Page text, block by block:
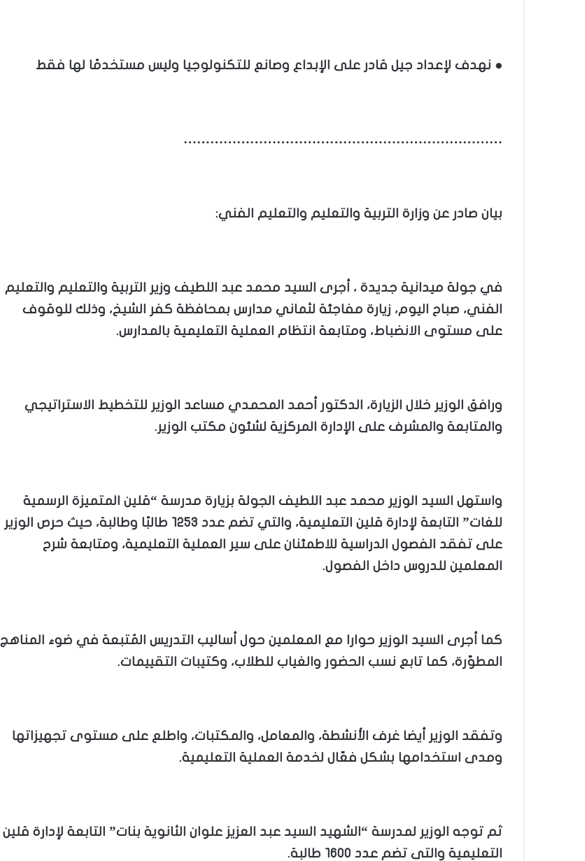
● نهدف لإعداد جيل قادر على الإبداع وصانع للتكنولوجيا وليس مستخدمًا لها فقط
………………………………………………………………
بيان صادر عن وزارة التربية والتعليم والتعليم الفني:
في جولة ميدانية جديدة ، أجرى السيد محمد عبد اللطيف وزير التربية والتعليم والتعليم
الفني، صباح اليوم، زيارة مفاجئة لثماني مدارس بمحافظة كفر الشيخ، وذلك للوقوف
على مستوى الانضباط، ومتابعة انتظام العملية التعليمية بالمدارس.
ورافق الوزير خلال الزيارة، الدكتور أحمد المحمدي مساعد الوزير للتخطيط الاستراتيجي
والمتابعة والمشرف على الإدارة المركزية لشئون مكتب الوزير.
واستهل السيد الوزير محمد عبد اللطيف الجولة بزيارة مدرسة “قلين المتميزة الرسمية
للغات” التابعة لإدارة قلين التعليمية، والتي تضم عدد ١٢٥٣ طالبًا وطالبة، حيث حرص الوزير
على تفقد الفصول الدراسية للاطمئنان على سير العملية التعليمية، ومتابعة شرح
المعلمين للدروس داخل الفصول.
كما أجرى السيد الوزير حوارا مع المعلمين حول أساليب التدريس المُتبعة في ضوء المناهج
المطوّرة، كما تابع نسب الحضور والغياب للطلاب، وكتيبات التقييمات.
وتفقد الوزير أيضا غرف الأنشطة، والمعامل، والمكتبات، واطلع على مستوى تجهيزاتها
ومدى استخدامها بشكل فعّال لخدمة العملية التعليمية.
ثم توجه الوزير لمدرسة “الشهيد السيد عبد العزيز علوان الثانوية بنات” التابعة لإدارة قلين
التعليمية والتى تضم عدد ١٦٠٠ طالبة.